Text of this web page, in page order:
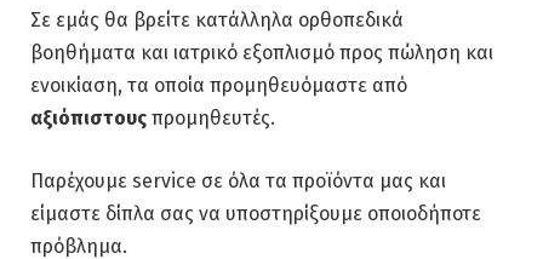
Σε εμάς θα βρείτε κατάλληλα ορθοπεδικά
βοηθήματα και ιατρικό εξοπλισμό προς πώληση και
ενοικίαση, τα οποία προμηθευόμαστε από
αξιόπιστους προμηθευτές.
Παρέχουμε service σε όλα τα προϊόντα μας και
είμαστε δίπλα σας να υποστηρίξουμε οποιοδήποτε
πρόβλημα.